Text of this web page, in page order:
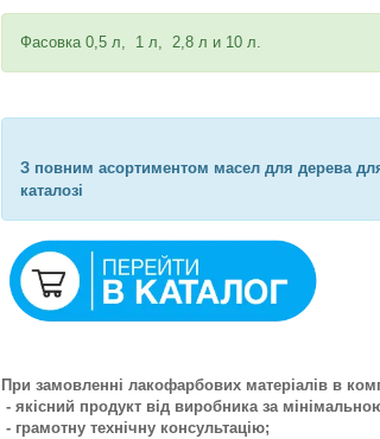
Фасовка 0,5 л, 1 л, 2,8 л и 10 л.
З повним асортиментом масел для дерева
каталозі
При замовленні лакофарбових матеріалів в
- якісний продукт від виробника за
- грамотну технічну консультацію;